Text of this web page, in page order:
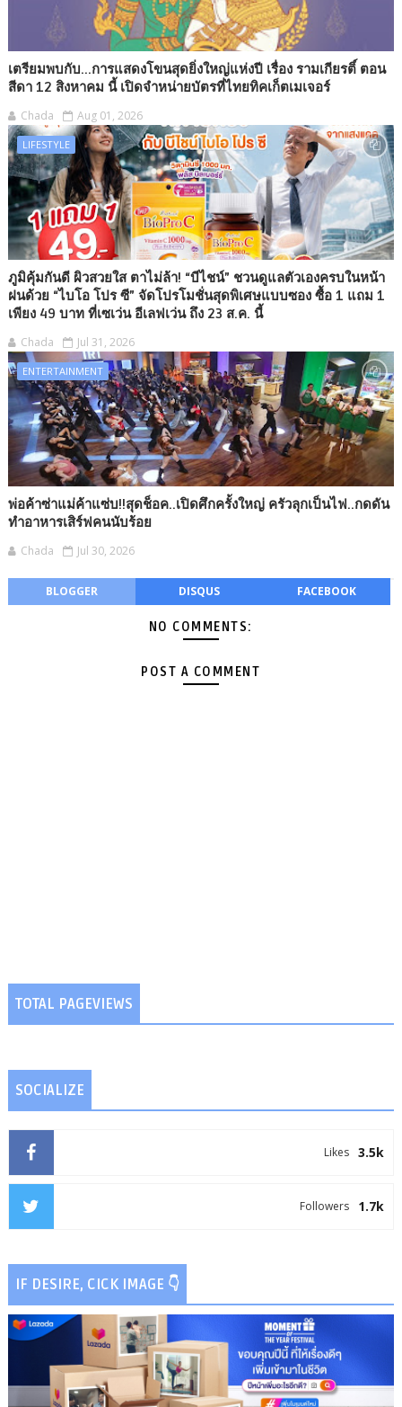
เตรียมพบกับ...การแสดงโขนสุดยิ่งใหญ่แห่งปี เรื่อง รามเกียรติ์ ตอน
สีดา 12 สิงหาคม นี้ เปิดจำหน่ายบัตรที่ไทยทิคเก็ตเมเจอร์
Chada Aug 01, 2026
LIFESTYLE
ภูมิคุ้มกันดี ผิวสวยใส ตาไม่ล้า! “บีไชน์” ชวนดูแลตัวเองครบในหน้า
ฝนด้วย “ไบโอ โปร ซี” จัดโปรโมชั่นสุดพิเศษแบบซอง ซื้อ 1 แถม 1
เพียง 49 บาท ที่เซเว่น อีเลฟเว่น ถึง 23 ส.ค. นี้
Chada Jul 31, 2026
ENTERTAINMENT
พ่อค้าซ่าแม่ค้าแซ่บ!!สุดช็อค..เปิดศึกครั้งใหญ่ ครัวลุกเป็นไฟ..กดดัน
ทำอาหารเสิร์ฟคนนับร้อย
Chada Jul 30, 2026
BLOGGER DISQUS FACEBOOK
NO COMMENTS:
POST A COMMENT
TOTAL PAGEVIEWS
SOCIALIZE
3.5k
Likes
1.7k
Followers
IF DESIRE, CICK IMAGE 👇